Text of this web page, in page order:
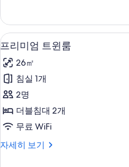
두
보
기
윈
룸
자
히
보
기
프
리
미
엄
트
윈
사
3
프리미엄 트윈룸
26㎡
침실 1개
2명
더블침대 2개
무료 WiFi
자세히 보기
프